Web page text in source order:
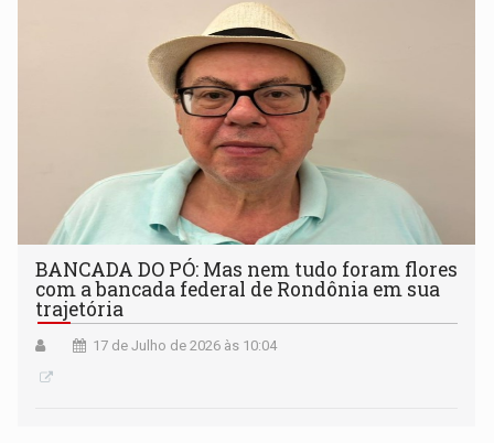
BANCADA DO PÓ: Mas nem tudo foram flores
com a bancada federal de Rondônia em sua
trajetória
17 de Julho de 2026 às 10:04